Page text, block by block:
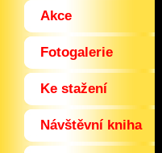
Akce
Fotogalerie
Ke stažení
Návštěvní kniha